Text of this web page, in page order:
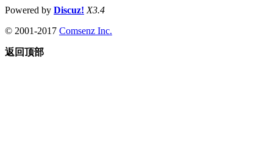
Powered by Discuz! X3.4
© 2001-2017 Comsenz Inc.
返回顶部